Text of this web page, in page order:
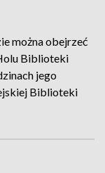
można obejrzeć
Biblioteki
jego
Biblioteki